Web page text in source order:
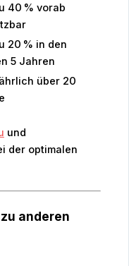
40 % vorab
20 % in den
5 Jahren
über 20
und
der optimalen
anderen